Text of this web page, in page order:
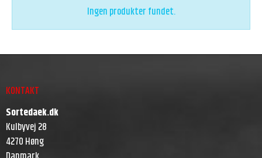
Ingen produkter fundet.
KONTAKT
Sortedaek.dk
Kulbyvej 28
4270 Høng